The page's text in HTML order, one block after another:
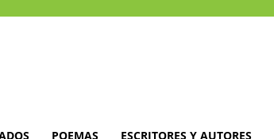
POEMAS ESCRITORES Y AUTORES